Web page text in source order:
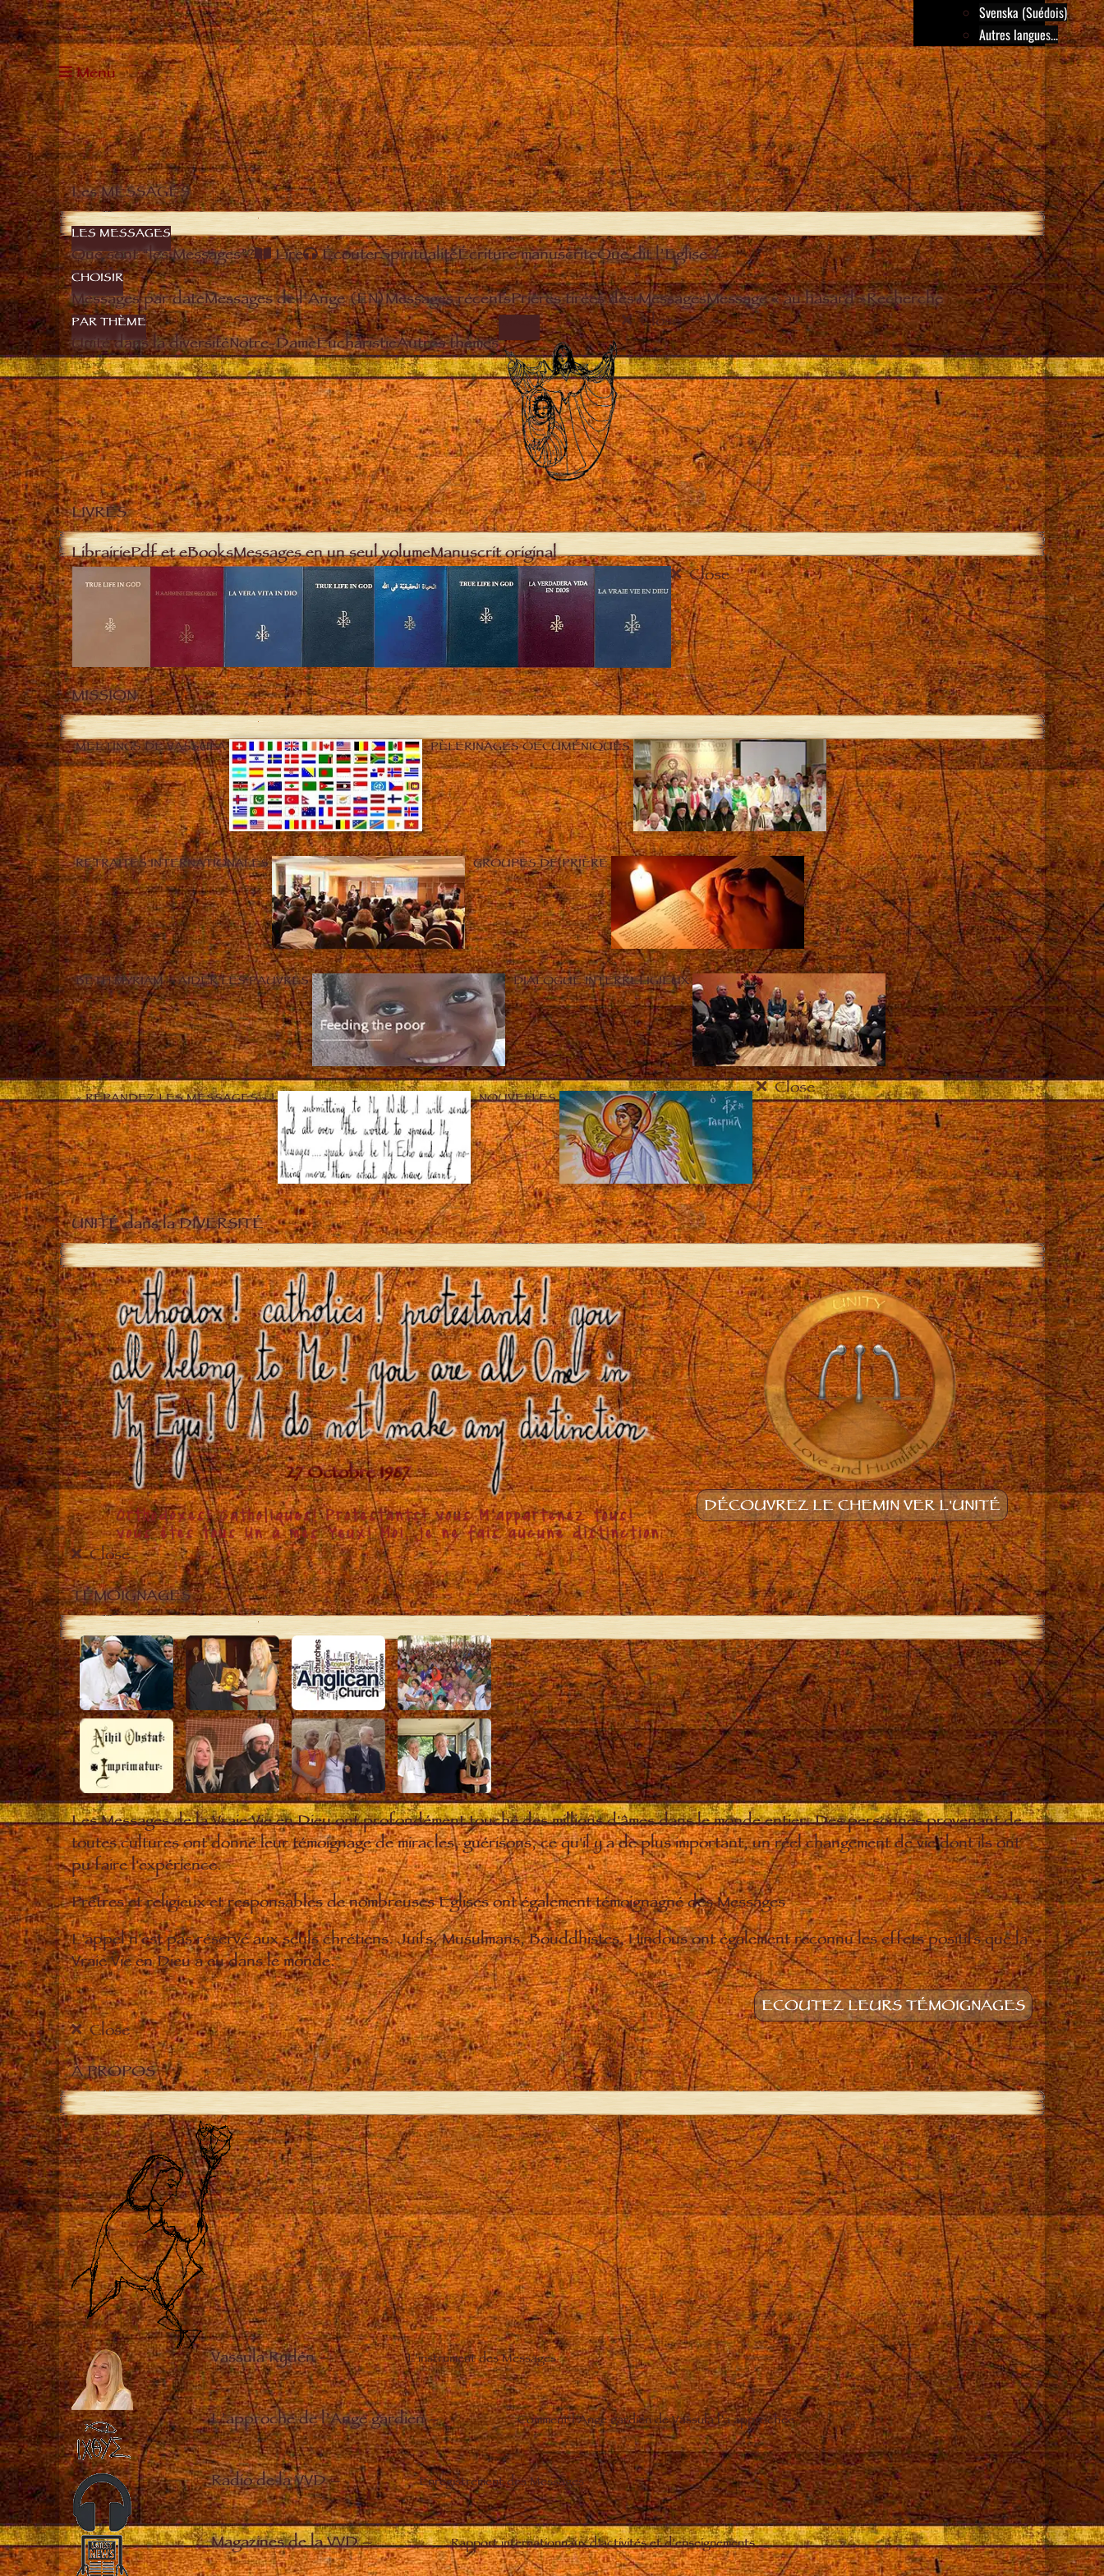
Svenska (Suédois)
Autres langues...
Menu
Les MESSAGES
LES MESSAGES
Que sont “les Messages”? Lire ÉcouterSpiritualitéÉcriture manuscriteQue dit l’Eglise ?
CHOISIR
Messages par dateMessages de l’Ange (EN)Messages récentsPrières tirées des MessagesMessage « au hasard »Recherche
PAR THÈME
Unité dans la diversitéNotre-DameEucharistieAutres thèmes
Close
LIVRES
LibrairiePdf et eBooksMessages en un seul volumeManuscrit original
Close
MISSION
MEETINGS DE VASSULA PÈLERINAGES OECUMÉNIQUES
RETRAITES INTERNATIONALES GROUPES DE PRIÈRE
BETH MYRIAM – AIDER LES PAUVRES DIALOGUE INTERRELIGIEUX
« RÉPANDEZ LES MESSAGES » ! NOUVELLES Close
UNITÉ dans la DIVERSITÉ
DÉCOUVREZ LE CHEMIN VER L'UNITÉ
Close
TÉMOIGNAGES
Les Messages de la Vraie Vie en Dieu ont profondément touché des millions d'âmes dans le monde entier. Des personnes provenant de
toutes cultures ont donné leur témoignage de miracles, guérisons, ce qu'il y a de plus important, un réel changement de vie dont ils ont
pu faire l'expérience.
Prêtres et religieux et responsables de nombreuses Eglises ont également témoignagné des Messages
L'appel n'est pas réservé aux seuls chrétiens. Juifs, Musulmans, Bouddhistes, Hindous ont également reconnu les effets positifs que la
Vraie Vie en Dieu a eu dans le monde.
ECOUTEZ LEURS TÉMOIGNAGES
Close
À PROPOS
Vassula Rydén– L’instrument des Messages
L’approche de l’Ange gardien– Comment l’Ange gardien de Vassula l’a approchée
Radio de la VVD– Enregistrement des Messages
Magazines de la VVD– Rapport internationnaux d’activités et d’enseignements